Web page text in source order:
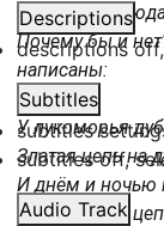
Descriptions
descriptions off
Subtitles
subtitles
subtitles off,
Audio Track
мог его
Почему бы и
написаны:
У лукоморья
Златая цепь на
И днём и ночью
Всё ходит по